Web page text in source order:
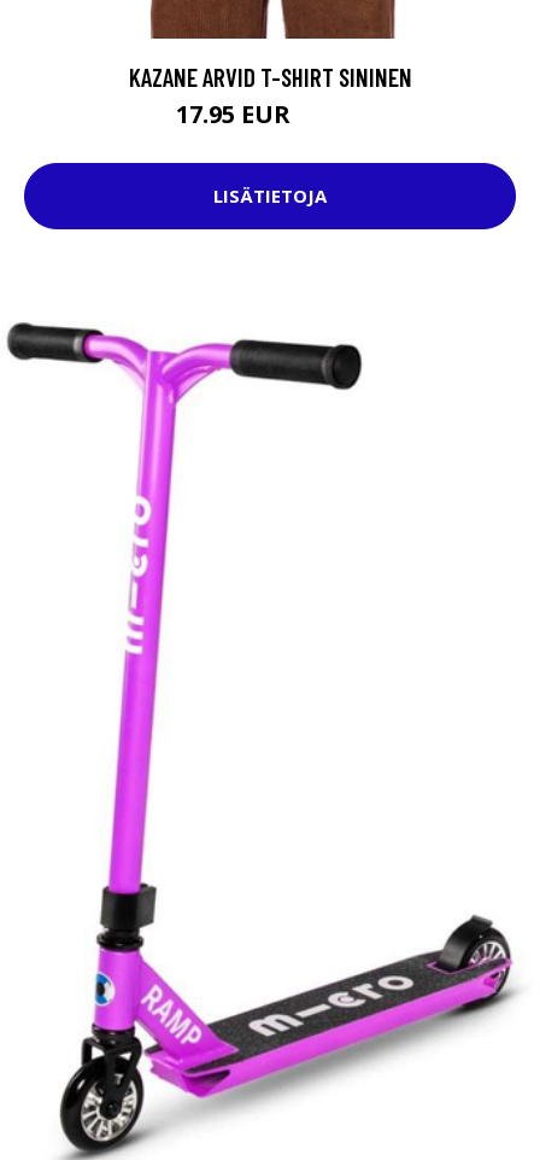
KAZANE ARVID T-SHIRT SININEN
17.95 EUR
LISÄTIETOJA